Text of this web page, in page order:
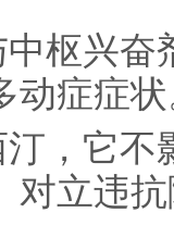
枢兴
动症症
，它
对立违